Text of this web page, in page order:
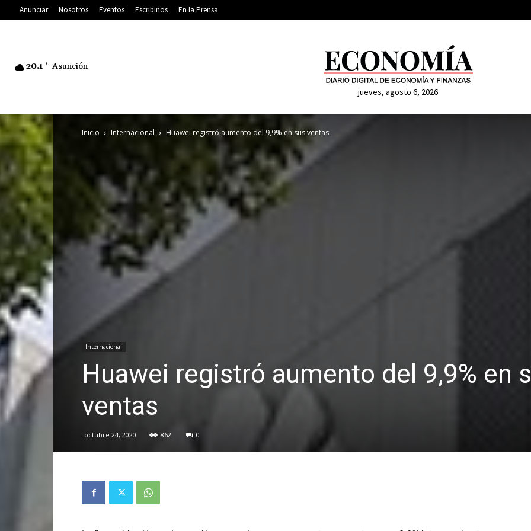
Anunciar Nosotros Eventos Escribinos En la Prensa
20.1 C Asunción
jueves, agosto 6, 2026
Inicio Internacional Huawei registró aumento del 9,9% en sus ventas
Internacional
Huawei registró aumento del 9,9% en
ventas
octubre 24, 2020 862 0